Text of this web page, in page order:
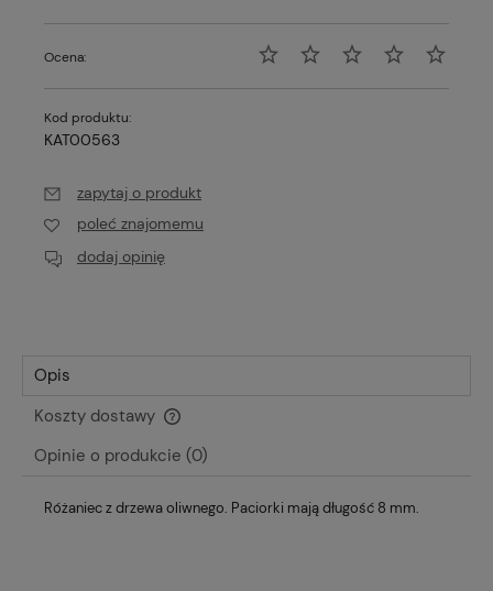
Ocena:
Kod produktu:
KAT00563
zapytaj o produkt
poleć znajomemu
dodaj opinię
Opis
Koszty dostawy
Cena nie zawiera ewentualnych kosztów płatności
Opinie o produkcie (0)
Różaniec z drzewa oliwnego. Paciorki mają długość 8 mm.